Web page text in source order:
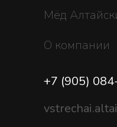
+7 (905)
Мёд
О компании